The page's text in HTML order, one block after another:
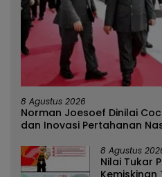
8 Agustus 2026
Norman Joesoef Dinilai
dan Inovasi Pertahanan
8 Agustus
Nilai Tukar